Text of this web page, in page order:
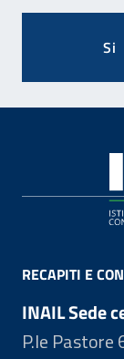
Si
RECAPITI E
INAIL Sede
P.le Pastore